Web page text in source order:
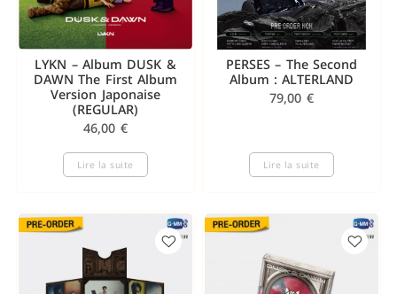
LYKN – Album DUSK &
DAWN The First Album
Version Japonaise
(REGULAR)
46,00 €
Lire la suite
PERSES – The Second
Album : ALTERLAND
79,00 €
Lire la suite